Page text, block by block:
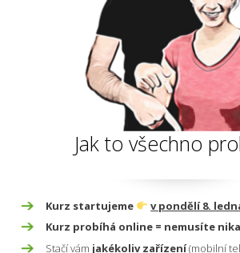
Jak to všechno
Kurz startujeme
v pondělí 8.
Kurz probíhá online = nemusíte
Stačí vám jakékoliv zařízení(mobilní